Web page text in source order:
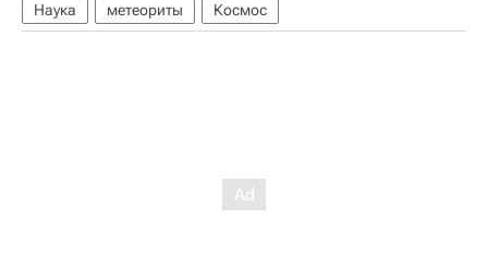
Наука
метеориты Космос